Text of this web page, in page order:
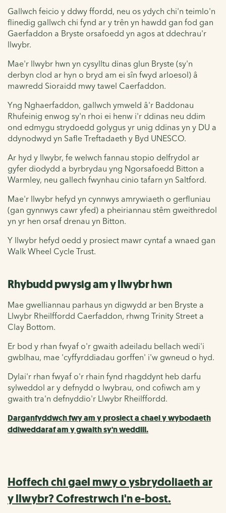
Gallwch feicio y ddwy ffordd, neu os ydych chi'n teimlo'n
flinedig gallwch chi fynd ar y trên yn hawdd gan fod gan
Gaerfaddon a Bryste orsafoedd yn agos at ddechrau'r
llwybr.
Mae'r llwybr hwn yn cysylltu dinas glun Bryste (sy'n
derbyn clod ar hyn o bryd am ei sîn fwyd arloesol) â
mawredd Sioraidd mwy tawel Caerfaddon.
Yng Nghaerfaddon, gallwch ymweld â'r Baddonau
Rhufeinig enwog sy'n rhoi ei henw i'r ddinas neu ddim
ond edmygu strydoedd golygus yr unig ddinas yn y DU a
ddynodwyd yn Safle Treftadaeth y Byd UNESCO.
Ar hyd y llwybr, fe welwch fannau stopio delfrydol ar
gyfer diodydd a byrbrydau yng Ngorsafoedd Bitton a
Warmley, neu gallech fwynhau cinio tafarn yn Saltford.
Mae'r llwybr hefyd yn cynnwys amrywiaeth o gerfluniau
(gan gynnwys cawr yfed) a pheiriannau stêm gweithredol
yn yr hen orsaf drenau yn Bitton.
Y llwybr hefyd oedd y prosiect mawr cyntaf a wnaed gan
Walk Wheel Cycle Trust.
Rhybudd pwysig am y llwybr hwn
Mae gwelliannau parhaus yn digwydd ar ben Bryste a
Llwybr Rheilffordd Caerfaddon, rhwng Trinity Street a
Clay Bottom.
Er bod y rhan fwyaf o'r gwaith adeiladu bellach wedi'i
gwblhau, mae 'cyffyrddiadau gorffen' i'w gwneud o hyd.
Dylai'r rhan fwyaf o'r rhain fynd rhagddynt heb darfu
sylweddol ar y defnydd o lwybrau, ond cofiwch am y
gwaith tra'n defnyddio'r Llwybr Rheilffordd.
Darganfyddwch fwy am y prosiect a chael y wybodaeth
ddiweddaraf am y gwaith sy'n weddill.
Hoffech chi gael mwy o ysbrydoliaeth ar
y llwybr? Cofrestrwch i'n e-bost.